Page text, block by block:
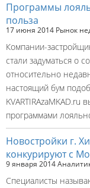
Программы
польза
17 июня 2014 Рынок
Компании-
стали задуматься о
относительно
настоящий бум
KVARTIRAzaMKAD.ru
программами
Новостройки г.
конкурируют с
9 января 2014
Специалисты